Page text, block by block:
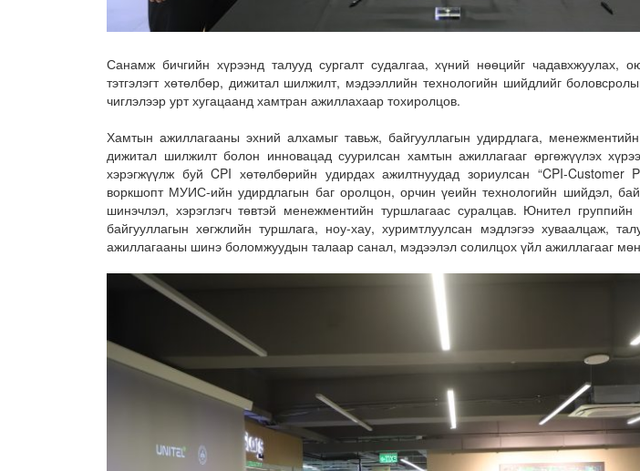
Санамж бичгийн хүрээнд талууд сургалт судалгаа, хүний нөөцийг чадавхжуулах,
тэтгэлэгт хөтөлбөр, дижитал шилжилт, мэдээллийн технологийн шийдлийг
чиглэлээр урт хугацаанд хамтран ажиллахаар тохиролцов.
Хамтын ажиллагааны эхний алхамыг тавьж, байгууллагын удирдлага,
дижитал шилжилт болон инновацад суурилсан хамтын ажиллагааг өргөжүүлэх
хэрэгжүүлж буй CPI хөтөлбөрийн удирдах ажилтнуудад зориулсан “CPI-Customer
воркшопт МУИС-ийн удирдлагын баг оролцон, орчин үеийн технологийн шийдэл,
шинэчлэл, хэрэглэгч төвтэй менежментийн туршлагаас суралцав. Юнител
байгууллагын хөгжлийн туршлага, ноу-хау, хуримтлуулсан мэдлэгээ хуваалцаж,
ажиллагааны шинэ боломжуудын талаар санал, мэдээлэл солилцох үйл ажиллагааг